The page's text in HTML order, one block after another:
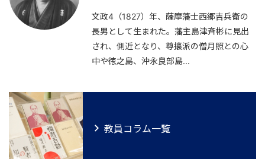
文政4（1827）年、薩摩藩士西郷吉兵衛の
長男として生まれた。藩主島津斉彬に見出
され、側近となり、尊攘派の僧月照との心
中や徳之島、沖永良部島...
教員コラム一覧